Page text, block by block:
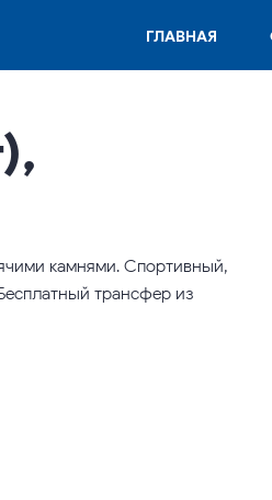
ГЛАВНАЯ
камнями. Спортивный,
трансфер из